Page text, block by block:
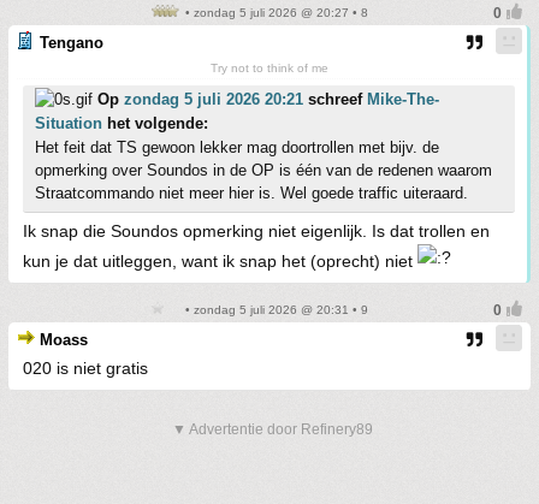
• zondag 5 juli 2026 @ 20:27 • 8
Tengano
Try not to think of me
Op zondag 5 juli 2026 20:21 schreef Mike-The-
Situation het volgende:
Het feit dat TS gewoon lekker mag doortrollen met bijv. de
opmerking over Soundos in de OP is één van de redenen waarom
Straatcommando niet meer hier is. Wel goede traffic uiteraard.
Ik snap die Soundos opmerking niet eigenlijk. Is dat trollen en
kun je dat uitleggen, want ik snap het (oprecht) niet
• zondag 5 juli 2026 @ 20:31 • 9
Moass
020 is niet gratis
▼ Advertentie door Refinery89